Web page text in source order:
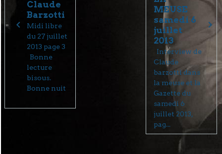
Claude
Barzotti
Midi libre
du 27 juillet
2013 page 3
Bonne
lecture
bisous.
Bonne nuit
MEUSE
samedi 6
juillet
2013
Interview de
Claude
barzotti dans
la meuse et la
Gazette du
samedi 6
juillet 2013,
pag...